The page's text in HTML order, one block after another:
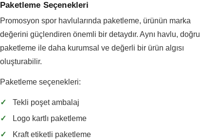
Paketleme Seçenekleri
Promosyon spor havlularında paketleme, ürünün marka
değerini güçlendiren önemli bir detaydır. Aynı havlu, doğru
paketleme ile daha kurumsal ve değerli bir ürün algısı
oluşturabilir.
Paketleme seçenekleri:
✓
Tekli poşet ambalaj
✓
Logo kartlı paketleme
✓
Kraft etiketli paketleme